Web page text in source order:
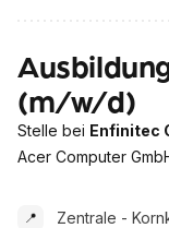
(m/w/d)
Stelle bei Enfinitec
Acer Computer
📍 Zentrale -